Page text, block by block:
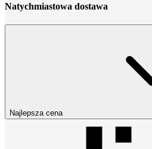
Natychmiastowa dostawa
Najlepsza cena